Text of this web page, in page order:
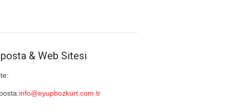
& Web Sitesi
info@eyupbozkurt.com.tr